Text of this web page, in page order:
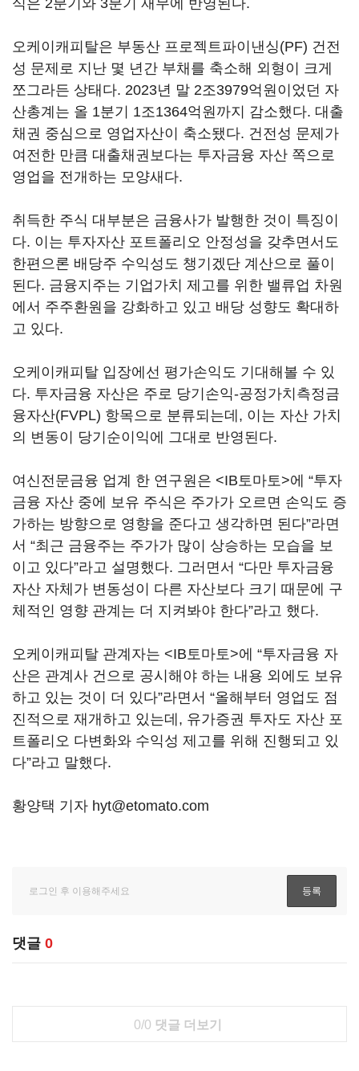
오케이캐피탈은 부동산 프로젝트파이낸싱(PF) 건전
성 문제로 지난 몇 년간 부채를 축소해 외형이 크게
쪼그라든 상태다. 2023년 말 2조3979억원이었던 자
산총계는 올 1분기 1조1364억원까지 감소했다. 대출
채권 중심으로 영업자산이 축소됐다. 건전성 문제가
여전한 만큼 대출채권보다는 투자금융 자산 쪽으로
영업을 전개하는 모양새다.
취득한 주식 대부분은 금융사가 발행한 것이 특징이
다. 이는 투자자산 포트폴리오 안정성을 갖추면서도
한편으론 배당주 수익성도 챙기겠단 계산으로 풀이
된다. 금융지주는 기업가치 제고를 위한 밸류업 차원
에서 주주환원을 강화하고 있고 배당 성향도 확대하
고 있다.
오케이캐피탈 입장에선 평가손익도 기대해볼 수 있
다. 투자금융 자산은 주로 당기손익-공정가치측정금
융자산(FVPL) 항목으로 분류되는데, 이는 자산 가치
의 변동이 당기순이익에 그대로 반영된다.
여신전문금융 업계 한 연구원은 <IB토마토>에 “투자
금융 자산 중에 보유 주식은 주가가 오르면 손익도 증
가하는 방향으로 영향을 준다고 생각하면 된다”라면
서 “최근 금융주는 주가가 많이 상승하는 모습을 보
이고 있다”라고 설명했다. 그러면서 “다만 투자금융
자산 자체가 변동성이 다른 자산보다 크기 때문에 구
체적인 영향 관계는 더 지켜봐야 한다”라고 했다.
오케이캐피탈 관계자는 <IB토마토>에 “투자금융 자
산은 관계사 건으로 공시해야 하는 내용 외에도 보유
하고 있는 것이 더 있다”라면서 “올해부터 영업도 점
진적으로 재개하고 있는데, 유가증권 투자도 자산 포
트폴리오 다변화와 수익성 제고를 위해 진행되고 있
다”라고 말했다.
황양택 기자 hyt@etomato.com
댓글 0
0/0 댓글 더보기